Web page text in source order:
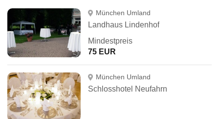
München Umland
Landhaus Lindenhof
Mindestpreis
75 EUR
München Umland
Schlosshotel Neufahrn